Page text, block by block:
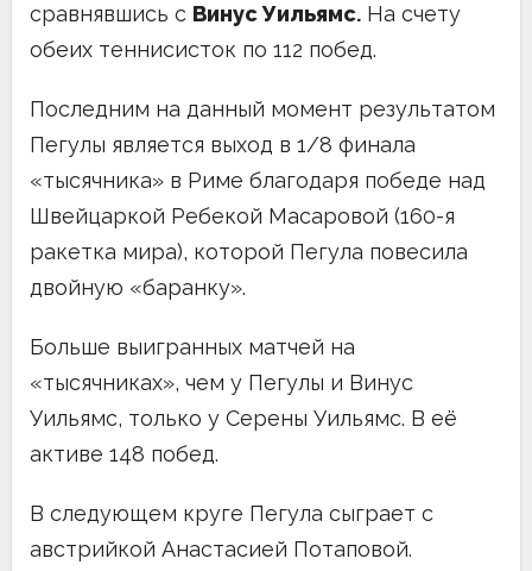
сравнявшись с Винус Уильямс. На счету
обеих теннисисток по 112 побед.
Последним на данный момент результатом
Пегулы является выход в 1/8 финала
«тысячника» в Риме благодаря победе над
Швейцаркой Ребекой Масаровой (160-я
ракетка мира), которой Пегула повесила
двойную «баранку».
Больше выигранных матчей на
«тысячниках», чем у Пегулы и Винус
Уильямс, только у Серены Уильямс. В её
активе 148 побед.
В следующем круге Пегула сыграет с
австрийкой Анастасией Потаповой.